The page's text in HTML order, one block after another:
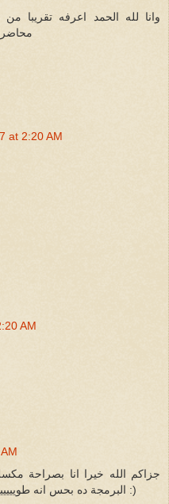
وانا لله الحمد اعرفه تقريبا
at 2:20 AM
AM
جزاكم الله خيرا انا بصراحة
البرمجة ده بحس انه طويييييييييل بس كده اخدنا فكرة عامه :)